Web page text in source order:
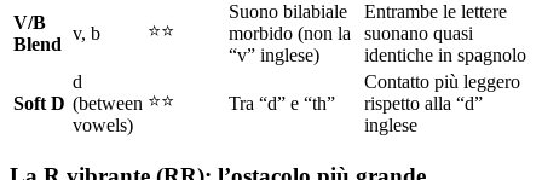
V/B
Blend
v, b ⭐⭐
Suono bilabiale
morbido (non la
“v” inglese)
Entrambe le lettere
suonano quasi
identiche in spagnolo
Soft D
d
(between
vowels)
⭐⭐ Tra “d” e “th”
Contatto più leggero
rispetto alla “d”
inglese